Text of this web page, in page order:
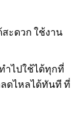
ะดวก ใช้งาน
ำไปใช้ได้ทุกที่
ดไหลได้ทันที ที่